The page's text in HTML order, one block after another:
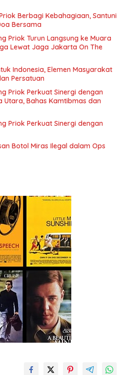
Berbagi Kebahagiaan, Santuni
Bersama
Priok Turun Langsung ke Muara
Lewat Jaga Jakarta On The
Indonesia, Elemen Masyarakat
Persatuan
Priok Perkuat Sinergi dengan
Bahas Kamtibmas dan
Priok Perkuat Sinergi dengan
Botol Miras Ilegal dalam Ops